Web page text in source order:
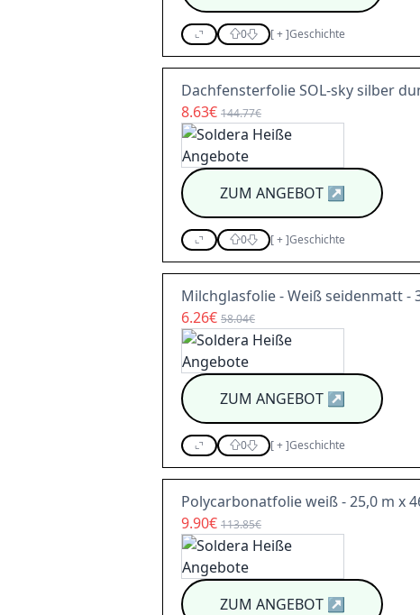
0 [+]Geschichte
Dachfensterfolie SOL-sky silber
8.63€ 144.77€
ZUM ANGEBOT↗
0 [+]Geschichte
Milchglasfolie - Weiß seidenmatt -
6.26€ 58.04€
ZUM ANGEBOT↗
0 [+]Geschichte
Polycarbonatfolie weiß - 25,0 m x
9.90€ 113.85€
ZUM ANGEBOT↗